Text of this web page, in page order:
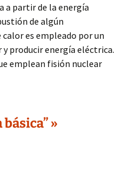
a partir de la energía
de algún
es empleado por un
producir energía eléctrica.
emplean fisión nuclear
»